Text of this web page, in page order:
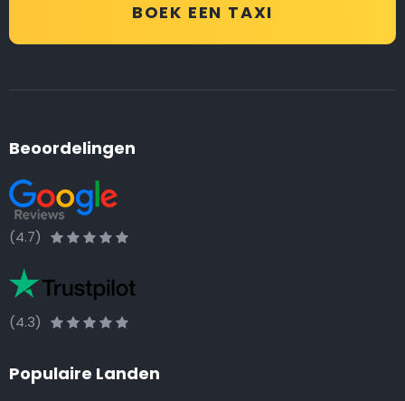
BOEK EEN TAXI
Beoordelingen
(4.7)
(4.3)
Populaire Landen